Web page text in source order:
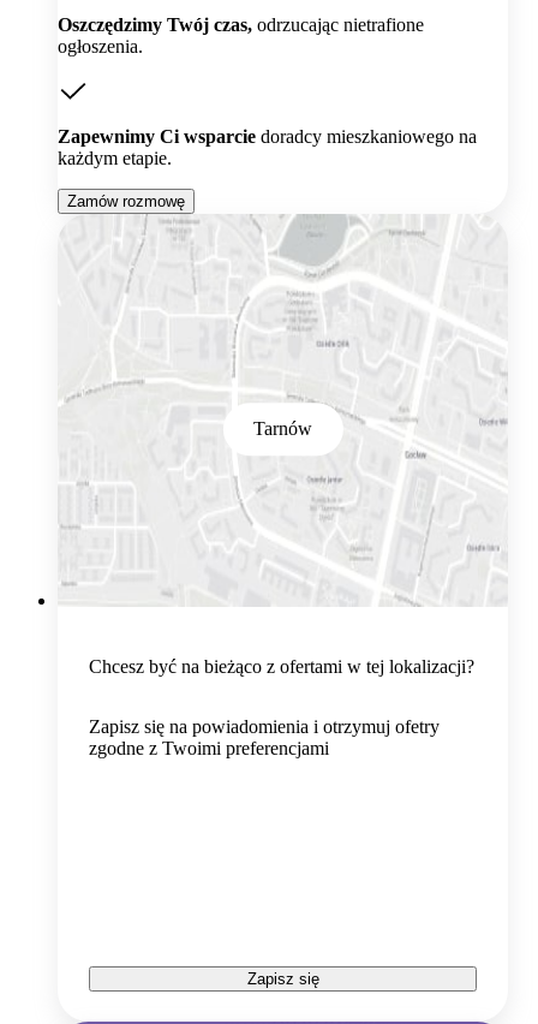
Oszczędzimy Twój czas, odrzucając nietrafione
ogłoszenia.
Zapewnimy Ci wsparcie doradcy mieszkaniowego na
każdym etapie.
Zamów rozmowę
Tarnów
Chcesz być na bieżąco z ofertami w tej lokalizacji?
Zapisz się na powiadomienia i otrzymuj ofetry
zgodne z Twoimi preferencjami
Zapisz się